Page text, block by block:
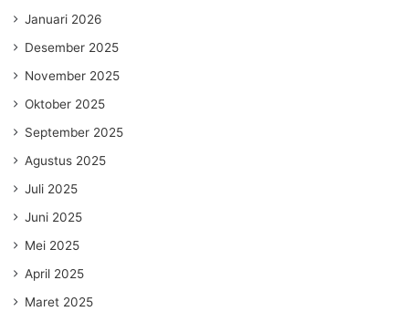
Januari 2026
Desember 2025
November 2025
Oktober 2025
September 2025
Agustus 2025
Juli 2025
Juni 2025
Mei 2025
April 2025
Maret 2025